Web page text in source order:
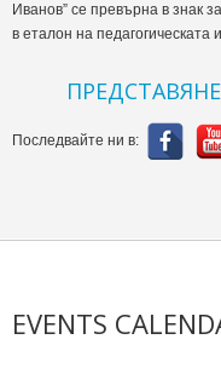
Иванов” се превърна в знак
в еталон на
Последвайте ни в:
EVENTS